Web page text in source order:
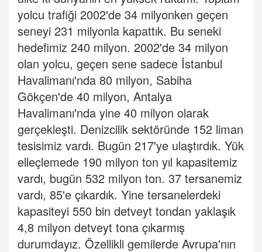
yolcu trafiği 2002'de 34 milyonken geçen
seneyi 231 milyonla kapattık. Bu seneki
hedefimiz 240 milyon. 2002'de 34 milyon
olan yolcu, geçen sene sadece İstanbul
Havalimanı'nda 80 milyon, Sabiha
Gökçen'de 40 milyon, Antalya
Havalimanı'nda yine 40 milyon olarak
gerçekleşti. Denizcilik sektöründe 152 liman
tesisimiz vardı. Bugün 217'ye ulaştırdık. Yük
elleçlemede 190 milyon ton yıl kapasitemiz
vardı, bugün 532 milyon ton. 37 tersanemiz
vardı, 85'e çıkardık. Yine tersanelerdeki
kapasiteyi 550 bin detveyt tondan yaklaşık
4,8 milyon detveyt tona çıkarmış
durumdayız. Özellikli gemilerde Avrupa'nın